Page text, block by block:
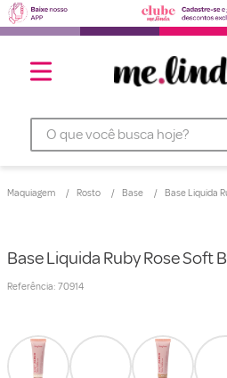
O que você busca hoje?
Maquiagem Rosto Base Base Liquida
Base Liquida Ruby Rose Soft
Referência: 70914